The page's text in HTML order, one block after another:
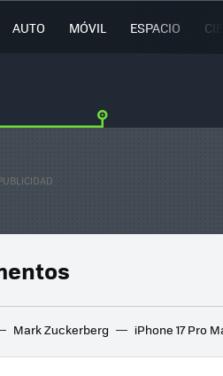
AUTO MÓVIL ESPACIO
Mark Zuckerberg iPhone 17 Pro